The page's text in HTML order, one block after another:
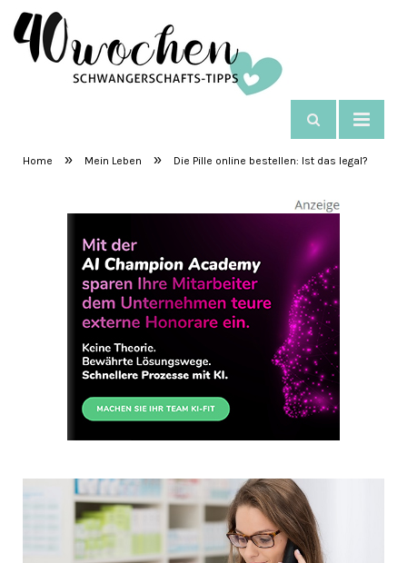
SchwangerschaftsTipps
Home » Mein Leben » Die Pille online bestellen: Ist das legal?